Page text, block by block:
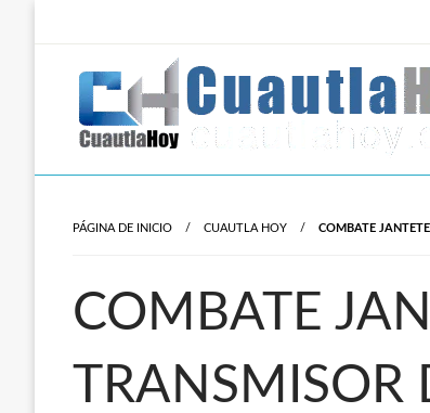
Revista digital del oriente de Morelos.
PÁGINA DE INICIO CUAUTLA HOY COMBATE
COMBATE
TRANSMISOR